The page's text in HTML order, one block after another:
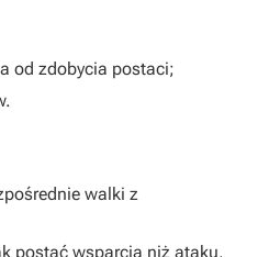
od zdobycia postaci;
walki z
postać wsparcia niż ataku,